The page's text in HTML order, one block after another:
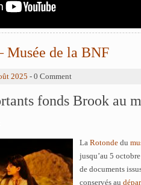
Musée de la BNF
2025 - 0 Comment
fonds Brook au
La Rotonde du
jusqu’au 5
de documents
conservés au